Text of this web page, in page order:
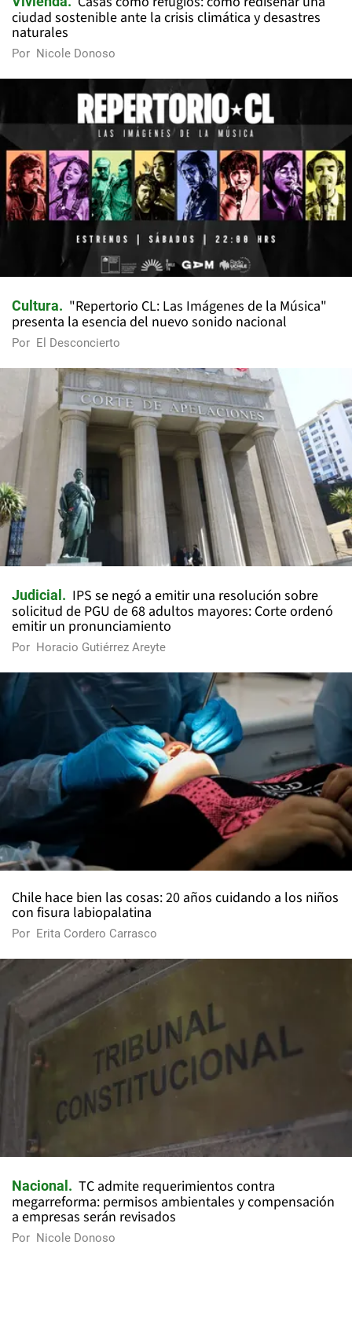
ciudad sostenible ante la crisis climática y desastres
naturales
Por Nicole Donoso
Cultura
"Repertorio CL: Las Imágenes de la Música"
presenta la esencia del nuevo sonido nacional
Por El Desconcierto
Judicial
IPS se negó a emitir una resolución sobre
solicitud de PGU de 68 adultos mayores: Corte ordenó
emitir un pronunciamiento
Por Horacio Gutiérrez Areyte
Chile hace bien las cosas: 20 años cuidando a los niños
con fisura labiopalatina
Por Erita Cordero Carrasco
Nacional
TC admite requerimientos contra
megarreforma: permisos ambientales y compensación
a empresas serán revisados
Por Nicole Donoso